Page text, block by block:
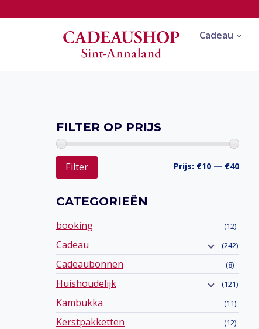
Cadeau
FILTER OP PRIJS
Min.
Max.
Filter Prijs: €10 — €40
CATEGORIEËN
booking (12)
Cadeau (242)
Cadeaubonnen (8)
Huishoudelijk (121)
Kambukka (11)
Kerstpakketten (12)